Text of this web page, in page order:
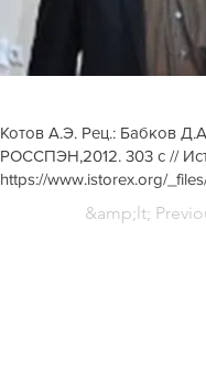
Котов А.Э. Рец.: Бабков
РОССПЭН,2012. 303 с //
https://www.istorex.org/
&amp;lt;